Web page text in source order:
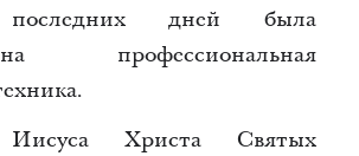
дней была
профессиональная
Иисуса Христа Святых